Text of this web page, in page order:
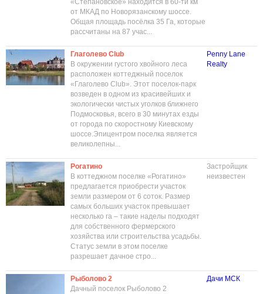
«Степановское» находится в 60-ти км
от МКАД по Новорязанскому шоссе.
Общая площадь посёлка 35 Га, которые
рассчитаны на 87 учас...
Глаголево Club
В окружении густого хвойного леса
расположен коттеджный поселок
«Глаголево Club». Этот поселок-парк
возведен в одном из красивейших и
экологически чистых уголков ближнего
Подмосковья, всего в 30 минутах езды
от города по скоростному Киевскому
шоссе.Эпицентром поселка является
великолепны...
Penny Lane
Realty
Рогатино
В коттеджном поселке «Рогатино»
предлагается приобрести участок
земли размером от 6 соток. Размер
самых больших участок превышает
несколько га – такие наделы подходят
для собственного фермерского
хозяйства или строительства усадьбы.
Статус земли в этом поселке
разрешает дачное стро...
Застройщик
неизвестен
Рыболово 2
Дачный поселок Рыболово 2
Дачи МСК